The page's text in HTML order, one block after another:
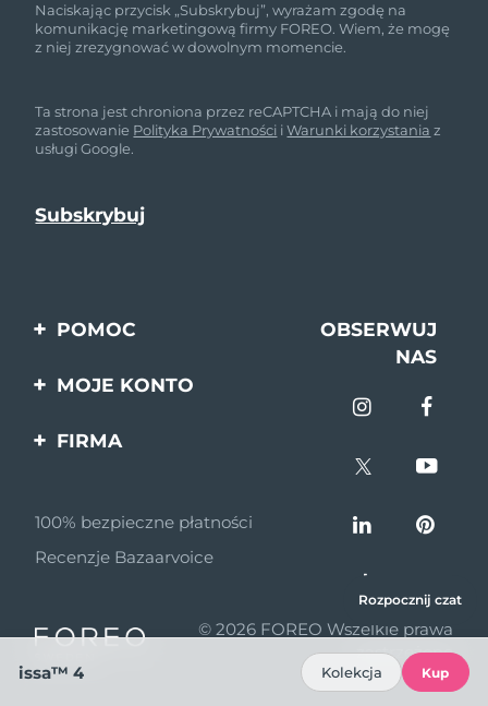
Naciskając przycisk „Subskrybuj”, wyrażam zgodę na
komunikację marketingową firmy FOREO. Wiem, że mogę
z niej zrezygnować w dowolnym momencie.
Ta strona jest chroniona przez reCAPTCHA i mają do niej
zastosowanie Polityka Prywatności iWarunki korzystania z
usługi Google.
POMOC
Kontakt
OBSERWUJ
NAS
MOJE KONTO
FIRMA
Program partnerski
Wiadomości
MYSA
Dystrybutorzy
100% bezpieczne płatności
Recenzje Bazaarvoice
© 2026 FOREO Wszelkie prawa
zastrzeżone
Rozpocznij czat
issa™ 4 Kolekcja Kup